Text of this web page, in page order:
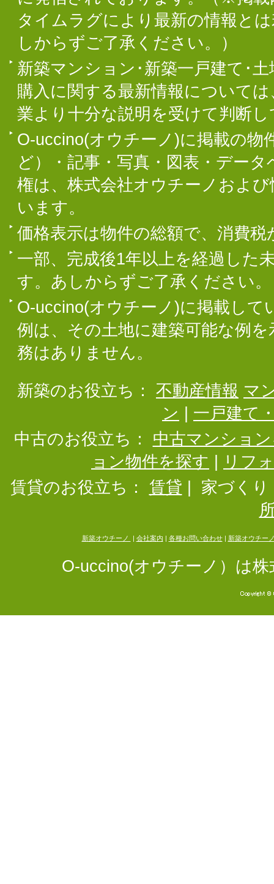
タイムラグにより最新の情報と
しからずご了承ください。）
新築マンション･新築一戸建て･
購入に関する最新情報について
業より十分な説明を受けて判断
O-uccino(オウチーノ)に掲載の物
ど）・記事・写真・図表・デー
権は、株式会社オウチーノおよ
います。
価格表示は物件の総額で、消費
一部、完成後1年以上を経過した
す。あしからずご了承ください。
O-uccino(オウチーノ)に掲載して
例は、その土地に建築可能な例
務はありません。
新築のお役立ち： 不動産情報 マ
ン
一戸建て
中古のお役立ち：
中古マンショ
ョン物件を探す
リフ
賃貸のお役立ち：
賃貸
家づくり
新築オウチーノ 会社案内 各種お問い合わせ| 新築オウチー
O-uccino(オウチーノ）は